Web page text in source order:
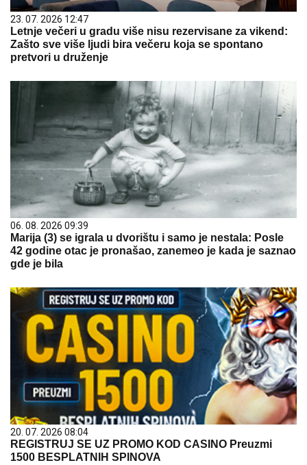
23. 07. 2026 12:47
Letnje večeri u gradu više nisu rezervisane za vikend:
Zašto sve više ljudi bira večeru koja se spontano
pretvori u druženje
06. 08. 2026 09:39
Marija (3) se igrala u dvorištu i samo je nestala: Posle
42 godine otac je pronašao, zanemeo je kada je saznao
gde je bila
20. 07. 2026 08:04
REGISTRUJ SE UZ PROMO KOD CASINO Preuzmi
1500 BESPLATNIH SPINOVA